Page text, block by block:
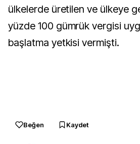
ülkelerde üretilen ve ülkeye
yüzde 100 gümrük vergisi
başlatma yetkisi vermişti.
Beğen Kaydet